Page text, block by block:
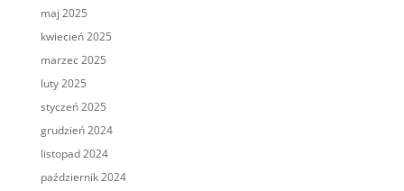
maj 2025
kwiecień 2025
marzec 2025
luty 2025
styczeń 2025
grudzień 2024
listopad 2024
październik 2024